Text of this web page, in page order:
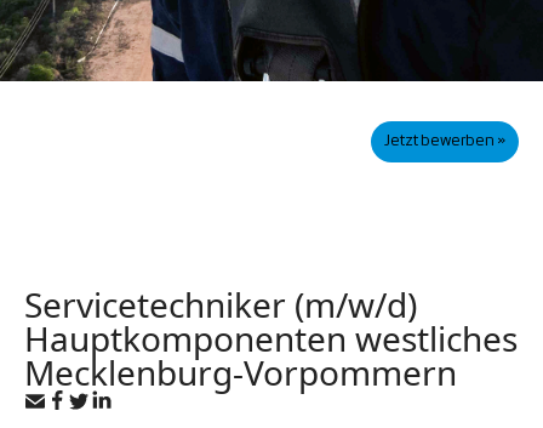
Jetzt bewerben »
Servicetechniker (m/w/d)
Hauptkomponenten westliches
Mecklenburg-Vorpommern